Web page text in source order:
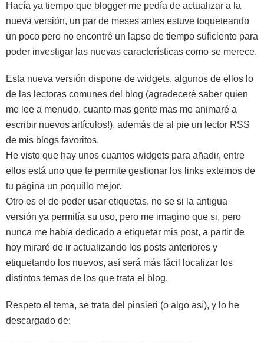
Hacía ya tiempo que blogger me pedía de actualizar a la
nueva versión, un par de meses antes estuve toqueteando
un poco pero no encontré un lapso de tiempo suficiente para
poder investigar las nuevas características como se merece.
Esta nueva versión dispone de widgets, algunos de ellos lo
de las lectoras comunes del blog (agradeceré saber quien
me lee a menudo, cuanto mas gente mas me animaré a
escribir nuevos artículos!), además de al pie un lector RSS
de mis blogs favoritos.
He visto que hay unos cuantos widgets para añadir, entre
ellos está uno que te permite gestionar los links externos de
tu página un poquillo mejor.
Otro es el de poder usar etiquetas, no se si la antigua
versión ya permitía su uso, pero me imagino que si, pero
nunca me había dedicado a etiquetar mis post, a partir de
hoy miraré de ir actualizando los posts anteriores y
etiquetando los nuevos, así será más fácil localizar los
distintos temas de los que trata el blog.
Respeto el tema, se trata del pinsieri (o algo así), y lo he
descargado de: